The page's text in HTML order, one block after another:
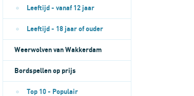
Leeftijd - vanaf 12 jaar
Leeftijd - 18 jaar of ouder
Weerwolven van Wakkerdam
Bordspellen op prijs
Top 10 - Populair